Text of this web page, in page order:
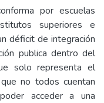
por escuelas
superiores e
déficit de integración
publica dentro del
solo representa el
no todos cuentan
acceder a una